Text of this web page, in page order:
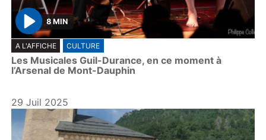
P
l
a
y
8 MIN
A L'AFFICHE CULTURE
Les Musicales Guil-Durance, en ce moment à
l’Arsenal de Mont-Dauphin
29 Juil 2025